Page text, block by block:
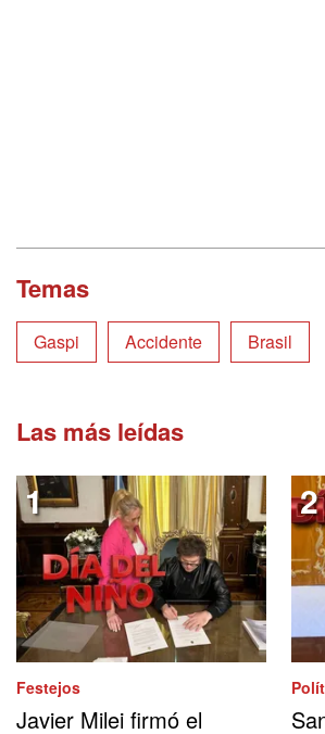
Temas
Gaspi Accidente Brasil
Las más leídas
Festejos
Javier Milei firmó el